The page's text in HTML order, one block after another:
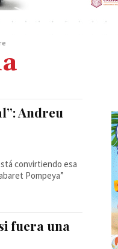
Andreu
convirtiendo esa
Pompeya”
fuera una